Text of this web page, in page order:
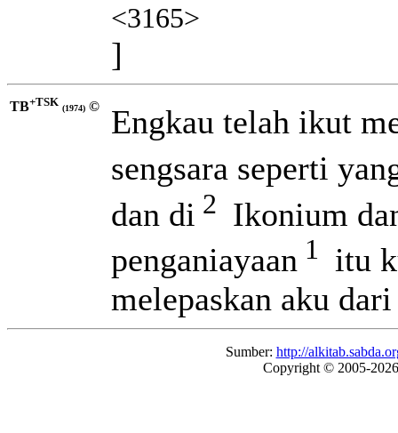
<3165>
]
TB+TSK (1974) ©
Engkau telah ikut
sengsara seperti
dan di 2 Ikonium
penganiayaan 1 itu
melepaskan aku
Sumber: http://
Copyright © 2005-